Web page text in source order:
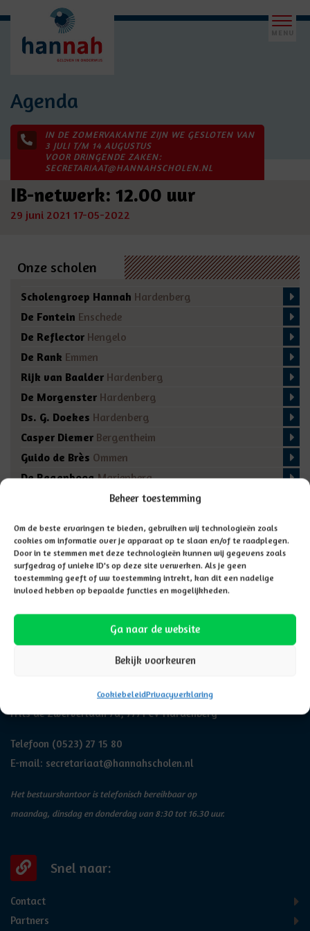
Beheer toestemming
Om de beste ervaringen te bieden, gebruiken wij technologieën zoals
cookies om informatie over je apparaat op te slaan en/of te raadplegen.
Door in te stemmen met deze technologieën kunnen wij gegevens zoals
surfgedrag of unieke ID's op deze site verwerken. Als je geen
toestemming geeft of uw toestemming intrekt, kan dit een nadelige
invloed hebben op bepaalde functies en mogelijkheden.
Ga naar de website
Bekijk voorkeuren
CookiebeleidPrivacyverklaring
Agenda
IN DE ZOMERVAKANTIE ZIJN WE GESLOTEN VAN
3 JULI T/M 14 AUGUSTUS
VOOR DRINGENDE ZAKEN:
SECRETARIAAT@HANNAHSCHOLEN.NL
IB-netwerk: 12.00 uur
29 juni 2021 17-05-2022
Onze scholen
Scholengroep Hannah Hardenberg
De Fontein Enschede
De Reflector Hengelo
De Rank Emmen
Rijk van Baalder Hardenberg
De Morgenster Hardenberg
Ds. G. Doekes Hardenberg
Casper Diemer Bergentheim
Guido de Brès Ommen
De RegenboogMarienberg
De BronEnschede
Adresgegevens
Frits de Zwerverlaan 7a, 7771 CV Hardenberg
Telefoon (0523) 27 15 80
E-mail: secretariaat@hannahscholen.nl
Het bestuurskantoor is telefonisch bereikbaar op
maandag, dinsdag en donderdag van 8:30 tot 16.30 uur.
Snel naar:
Contact
Partners